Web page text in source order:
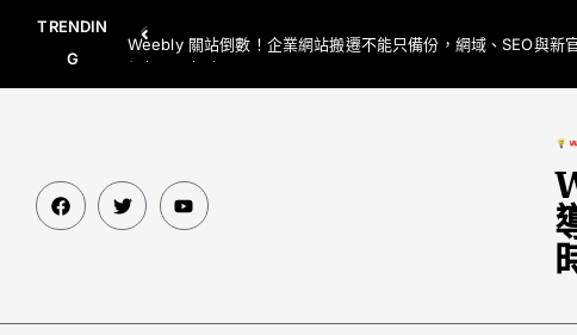
TRENDIN
G
Weebly 關站倒數！企業網站搬遷不能只備份，網域、SEO與新
網都要一起處理